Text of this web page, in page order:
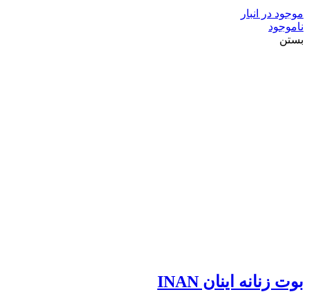
موجود در انبار
ناموجود
بستن
بوت زنانه اینان INAN